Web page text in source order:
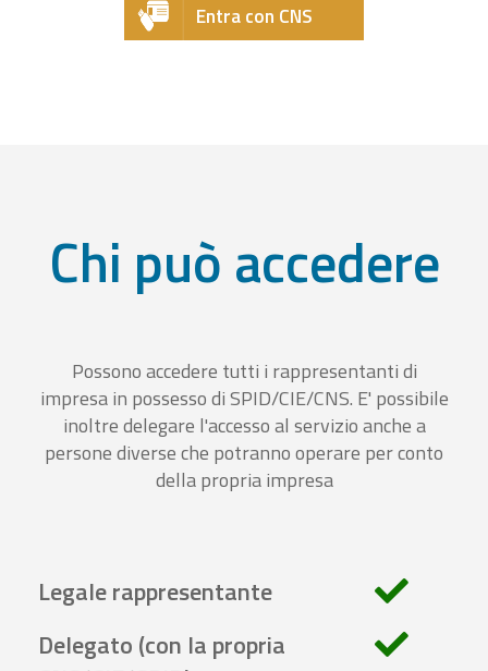
Entra con CNS
Chi può accedere
Possono accedere tutti i rappresentanti di
impresa in possesso di SPID/CIE/CNS. E' possibile
inoltre delegare l'accesso al servizio anche a
persone diverse che potranno operare per conto
della propria impresa
Legale rappresentante
Delegato (con la propria